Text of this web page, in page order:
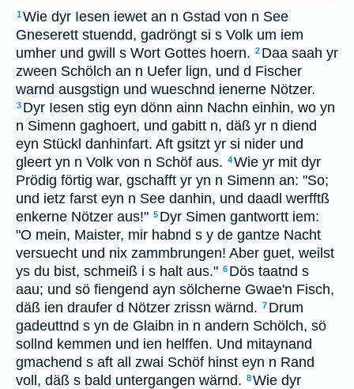
1Wie dyr Iesen iewet an n Gstad von n See
Gneserett stuendd, gadröngt si s Volk um iem
umher und gwill s Wort Gottes hoern. 2 Daa saah yr
zween Schölch an n Uefer lign, und d Fischer
warnd ausgstign und wueschnd ienerne Nötzer.
3 Dyr Iesen stig eyn dönn ainn Nachn einhin, wo yn
n Simenn gaghoert, und gabitt n, däß yr n diend
eyn Stückl danhinfart. Aft gsitzt yr si nider und
gleert yn n Volk von n Schöf aus. 4Wie yr mit dyr
Prödig förtig war, gschafft yr yn n Simenn an: "So;
und ietz farst eyn n See danhin, und daadl werfftß
enkerne Nötzer aus!" 5 Dyr Simen gantwortt iem:
"O mein, Maister, mir habnd s y de gantze Nacht
versuecht und nix zammbrungen! Aber guet, weilst
ys du bist, schmeiß i s halt aus." 6 Dös taatnd s
aau; und sö fiengend ayn sölcherne Gwae'n Fisch,
däß ien draufer d Nötzer zrissn wärnd. 7 Drum
gadeuttnd s yn de Glaibn in n andern Schölch, sö
sollnd kemmen und ien helffen. Und mitaynand
gmachend s aft all zwai Schöf hinst eyn n Rand
voll, däß s bald untergangen wärnd. 8Wie dyr